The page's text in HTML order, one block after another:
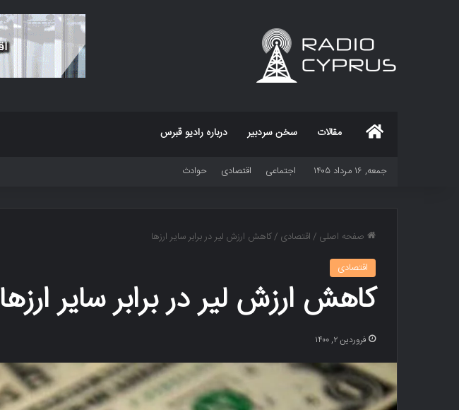
خانه مقالات سخن سردبیر درباره رادیو قبرس
جمعه, ۱۶ مرداد ۱۴۰۵ اجتماعی اقتصادی حوادث
صفحه اصلی /اقتصادی /کاهش ارزش لیر در برابر سایر ارزها
اقتصادی
کاهش ارزش لیر در برابر سایر ارزها
فروردین ۲, ۱۴۰۰